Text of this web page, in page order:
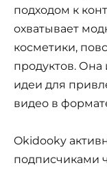
подходом к
охватывает
косметики,
продуктов.
идеи для
видео в
Okidooky
подписчиками